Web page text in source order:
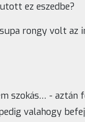
ez eszedbe?
rongy volt az
szokás… - aztán
valahogy